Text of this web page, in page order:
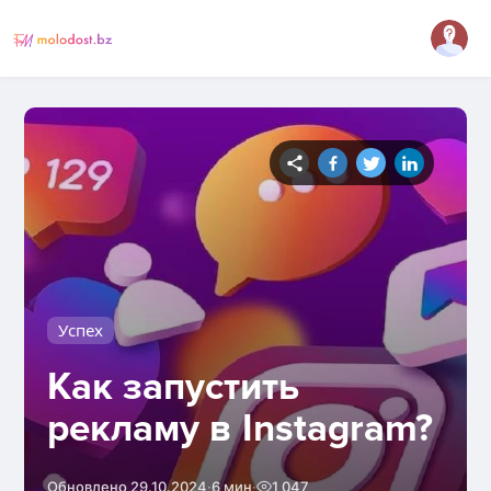
Успех
Как запустить
рекламу в Instagram?
Обновлено 29.10.2024·6 мин· 1 047